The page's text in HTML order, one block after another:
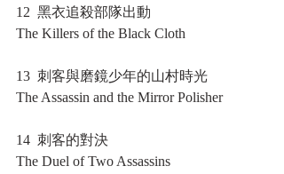
12  黑衣追殺部隊出動
The Killers of the Black Cloth
13  刺客與磨鏡少年的山村時光
The Assassin and the Mirror Polisher
14  刺客的對決
The Duel of Two Assassins